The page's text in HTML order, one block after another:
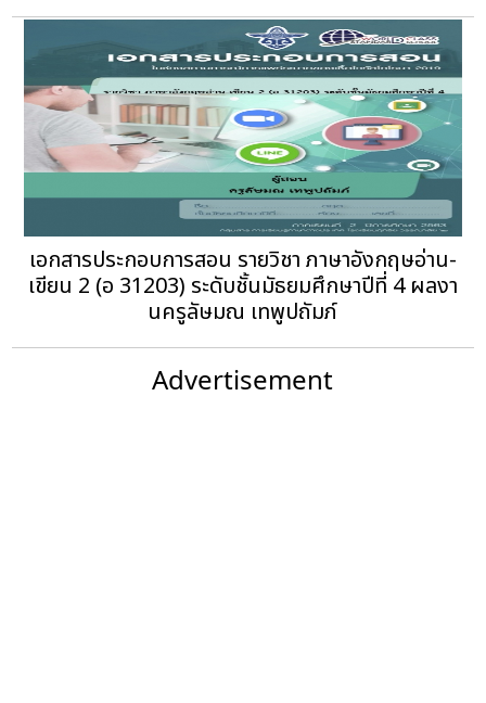
เอกสารประกอบการสอน รายวิชา ภาษาอังกฤษอ่าน-
เขียน 2 (อ 31203) ระดับชั้นมัธยมศึกษาปีที่ 4 ผลงา
นครูลัษมณ เทพูปถัมภ์
Advertisement